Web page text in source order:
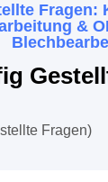
Fragen:
&